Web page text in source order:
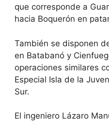
que corresponde a
hacia Boquerón en
También se disponen
en Batabanó y
operaciones similares
Especial Isla de la
Sur.
El ingeniero Lázaro